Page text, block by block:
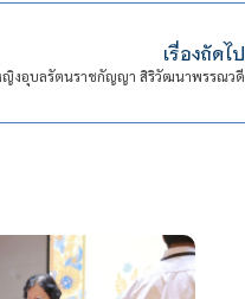
เรื่องถัดไป
ญิงอุบลรัตนราชกัญญา สิริวัฒนาพรรณวดี